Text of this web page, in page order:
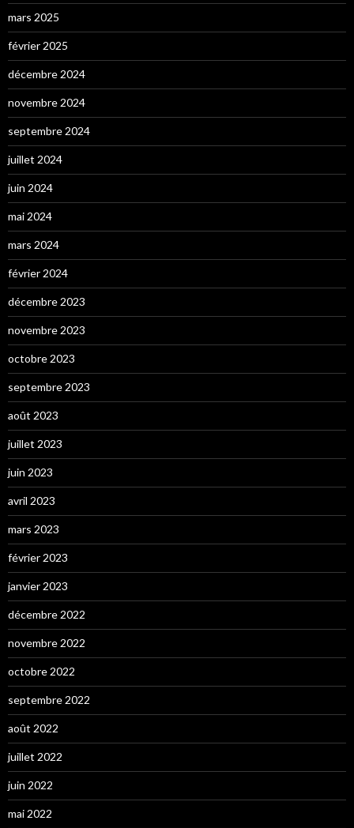
mars 2025
février 2025
décembre 2024
novembre 2024
septembre 2024
juillet 2024
juin 2024
mai 2024
mars 2024
février 2024
décembre 2023
novembre 2023
octobre 2023
septembre 2023
août 2023
juillet 2023
juin 2023
avril 2023
mars 2023
février 2023
janvier 2023
décembre 2022
novembre 2022
octobre 2022
septembre 2022
août 2022
juillet 2022
juin 2022
mai 2022